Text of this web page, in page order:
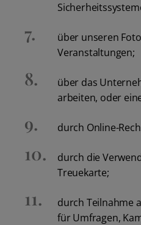
über unseren
Veranstaltungen;
über das
arbeiten, oder
durch Online-
durch die
Treuekarte;
durch Teilnahme
für Umfragen,